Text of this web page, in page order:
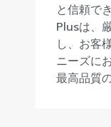
と信頼で
Plusは、
し、お客
ニーズに
最高品質